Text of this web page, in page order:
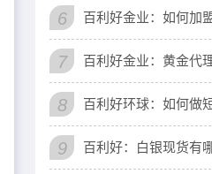
6 百利好金业：如何加
7
8
9 百利好：白银现货有